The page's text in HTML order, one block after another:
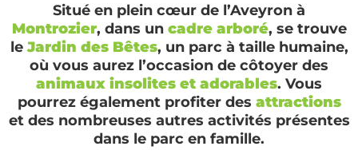
Situé en plein cœur de l’Aveyron à
Montrozier, dans un cadre arboré, se trouve
leJardin des Bêtes, un parc à taille humaine,
où vous aurez l’occasion de côtoyer des
animaux insolites et adorables. Vous
pourrez également profiter des attractions
et des nombreuses autres activités présentes
dans le parc en famille.